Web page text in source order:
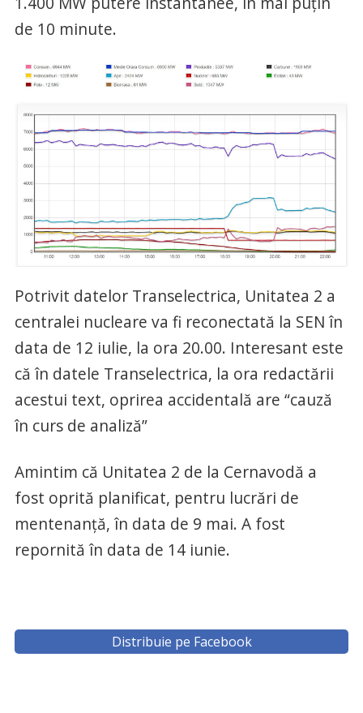
de 10 minute.
Potrivit datelor Transelectrica, Unitatea 2 a
centralei nucleare va fi reconectată la SEN în
data de 12 iulie, la ora 20.00. Interesant este
că în datele Transelectrica, la ora redactării
acestui text, oprirea accidentală are “cauză
în curs de analiză”
Amintim că Unitatea 2 de la Cernavodă a
fost oprită planificat, pentru lucrări de
mentenanță, în data de 9 mai. A fost
repornită în data de 14 iunie.
Distribuie pe Facebook